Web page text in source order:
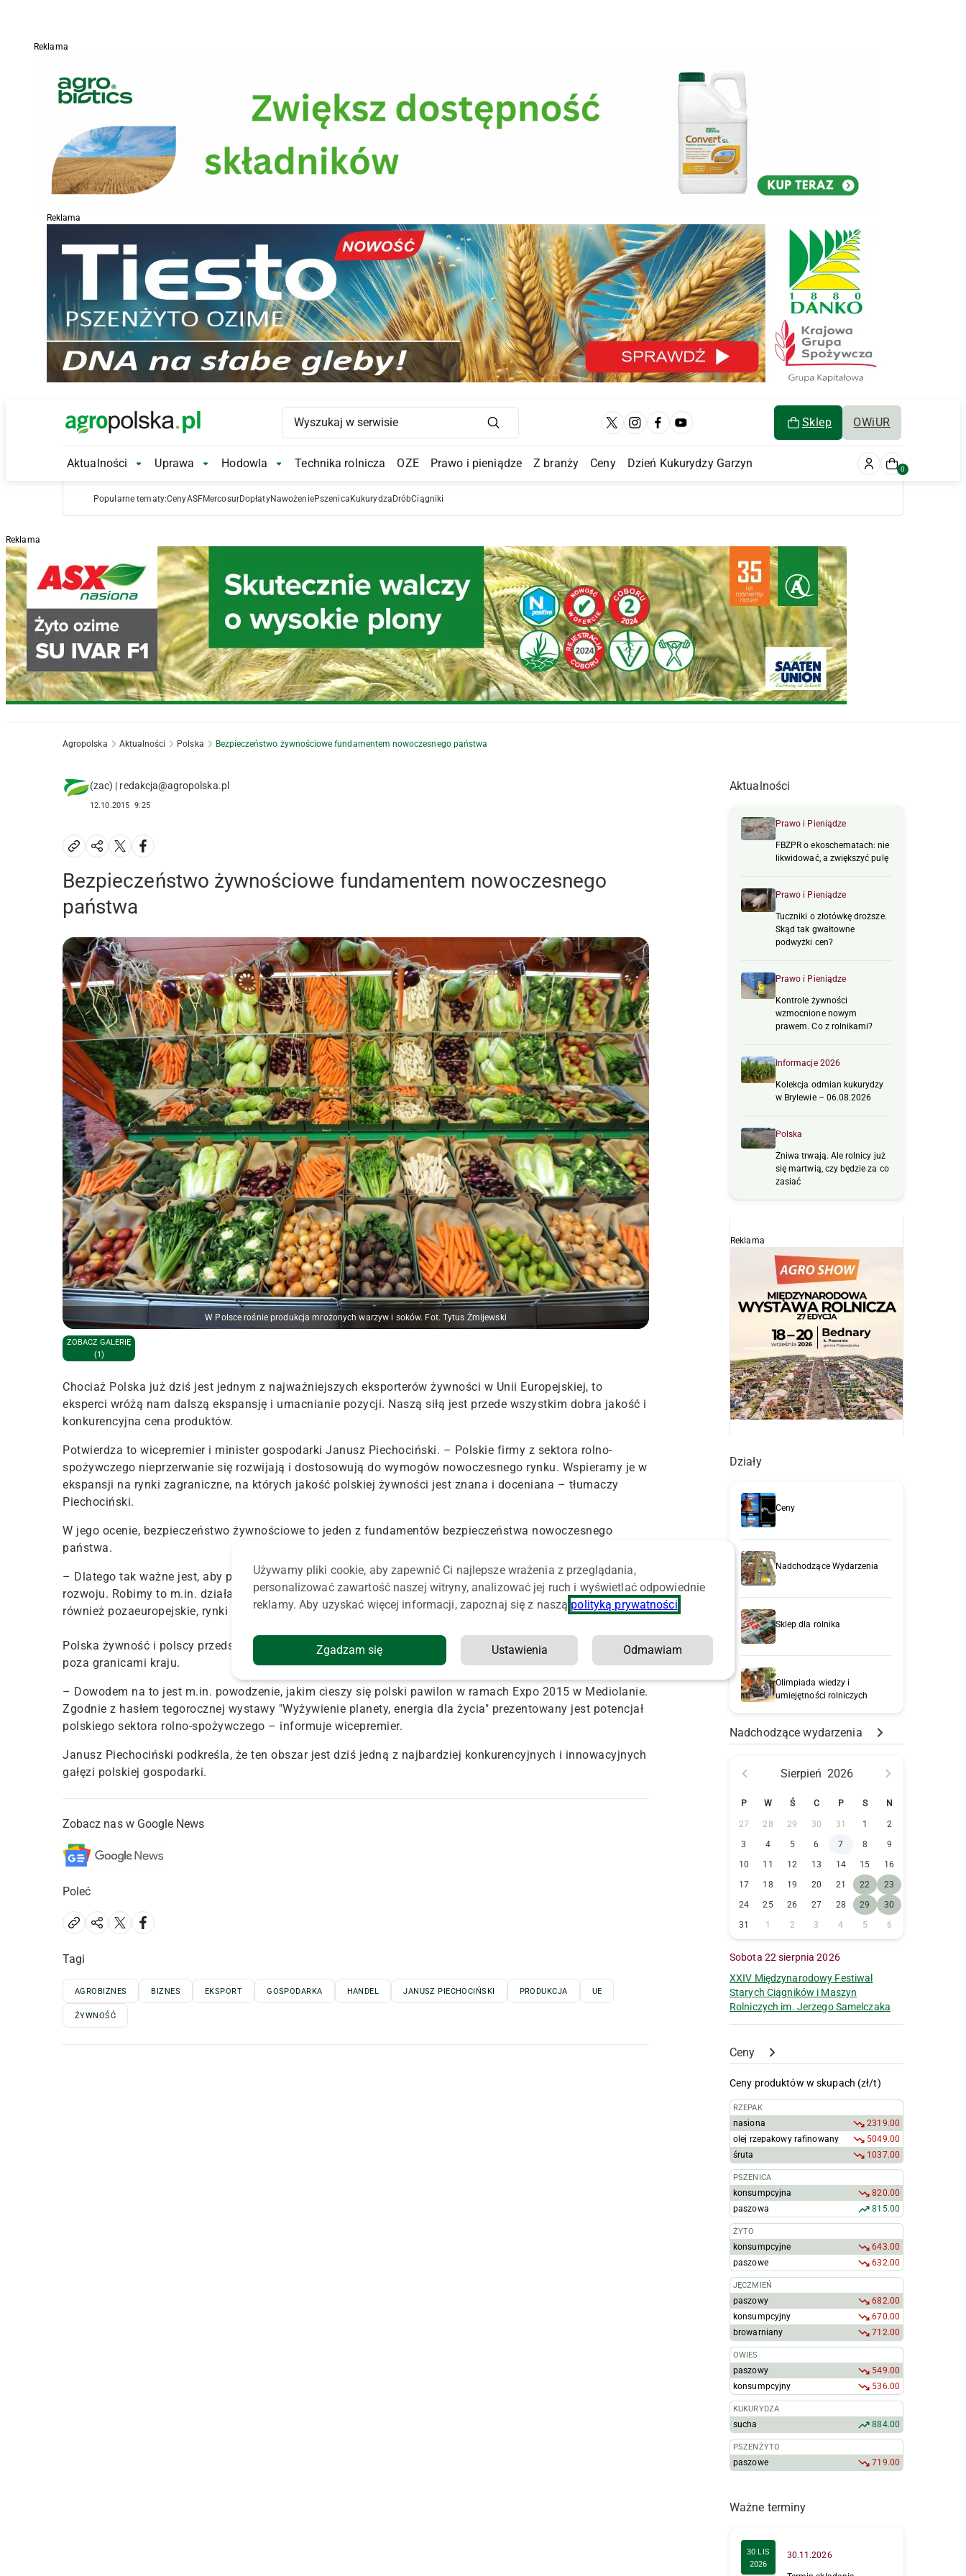
Reklama
Reklama
Main Logo Sklep OWiUR
Main Navigation
Aktualności Aktualności Submenu
Uprawa Uprawa Submenu
Hodowla Hodowla Submenu
Technika rolnicza OZE Prawo i pieniądze Z branży Ceny Dzień Kukurydzy Garzyn 0
Popularne tematy:CenyASFMercosurDopłatyNawożeniePszenica Kukurydza DróbCiągniki
Reklama
Agropolska Aktualności Polska Bezpieczeństwo żywnościowe fundamentem nowoczesnego państwa
(zac) | redakcja@agropolska.pl
12.10.2015 9:25
Bezpieczeństwo żywnościowe fundamentem nowoczesnego
państwa
W Polsce rośnie produkcja mrożonych warzyw i soków. Fot. Tytus Żmijewski
ZOBACZ GALERIĘ
(1)
Chociaż Polska już dziś jest jednym z najważniejszych eksporterów żywności w Unii Europejskiej, to
eksperci wróżą nam dalszą ekspansję i umacnianie pozycji. Naszą siłą jest przede wszystkim dobra jakość i
konkurencyjna cena produktów.
Potwierdza to wicepremier i minister gospodarki Janusz Piechociński. – Polskie firmy z sektora rolno-
spożywczego nieprzerwanie się rozwijają i dostosowują do wymogów nowoczesnego rynku. Wspieramy je w
ekspansji na rynki zagraniczne, na których jakość polskiej żywności jest znana i doceniana – tłumaczy
Piechociński.
W jego ocenie, bezpieczeństwo żywnościowe to jeden z fundamentów bezpieczeństwa nowoczesnego
państwa.
– Dlatego tak ważne jest, aby przedsiębiorcom działającym w tym obszarze stworzyć warunki do stabilnego
rozwoju. Robimy to m.in. działając na rzecz ekspansji polskich firm na nowe, perspektywiczne, w tym
również pozaeuropejskie, rynki – zauważa minister.
Polska żywność i polscy przedsiębiorcy z sektora rolno-spożywczego cieszą się dobrą opinią i uznaniem
poza granicami kraju.
– Dowodem na to jest m.in. powodzenie, jakim cieszy się polski pawilon w ramach Expo 2015 w Mediolanie.
Zgodnie z hasłem tegorocznej wystawy "Wyżywienie planety, energia dla życia" prezentowany jest potencjał
polskiego sektora rolno-spożywczego – informuje wicepremier.
Janusz Piechociński podkreśla, że ten obszar jest dziś jedną z najbardziej konkurencyjnych i innowacyjnych
gałęzi polskiej gospodarki.
Zobacz nas w Google News
Poleć
Tagi
AGROBIZNES BIZNES EKSPORT GOSPODARKA HANDEL JANUSZ PIECHOCIŃSKI PRODUKCJA UE
ŻYWNOŚĆ
Aktualności
Prawo i Pieniądze
FBZPR o ekoschematach: nie
likwidować, a zwiększyć pulę
Prawo i Pieniądze
Tuczniki o złotówkę droższe.
Skąd tak gwałtowne
podwyżki cen?
Prawo i Pieniądze
Kontrole żywności
wzmocnione nowym
prawem. Co z rolnikami?
Informacje 2026
Kolekcja odmian kukurydzy
w Brylewie – 06.08.2026
Polska
Żniwa trwają. Ale rolnicy już
się martwią, czy będzie za co
zasiać
Reklama
Działy
Ceny
Nadchodzące Wydarzenia
Sklep dla rolnika
Olimpiada wiedzy i
umiejętności rolniczych
Nadchodzące wydarzenia
Sierpień 2026
P W Ś C P S N
27 28 29 30 31 1
2
3
4 5 6 7 8
9
10
11 12 13 14 15
16
17
18 19 20 21 22
23
24
25 26 27 28 29
30
31
1 2 3 4 5 6
Sobota 22 sierpnia 2026
XXIV Międzynarodowy Festiwal
Starych Ciągników i Maszyn
Rolniczych im. Jerzego Samelczaka
Ceny
Ceny produktów w skupach (zł/t)
RZEPAK
nasiona
2319.00
olej rzepakowy rafinowany
5049.00
śruta
1037.00
PSZENICA
konsumpcyjna
820.00
paszowa
815.00
ŻYTO
konsumpcyjne
643.00
paszowe
632.00
JĘCZMIEŃ
paszowy
682.00
konsumpcyjny
670.00
browarniany
712.00
OWIES
paszowy
549.00
konsumpcyjny
536.00
KUKURYDZA
sucha 884.00
PSZENŻYTO
paszowe 719.00
Ważne terminy
30 LIS
2026
30.11.2026
Używamy pliki cookie, aby zapewnić Ci najlepsze wrażenia z przeglądania,
personalizować zawartość naszej witryny, analizować jej ruch i wyświetlać odpowiednie
reklamy. Aby uzyskać więcej informacji, zapoznaj się z naszą polityką prywatności
Zgadzam się Ustawienia Odmawiam